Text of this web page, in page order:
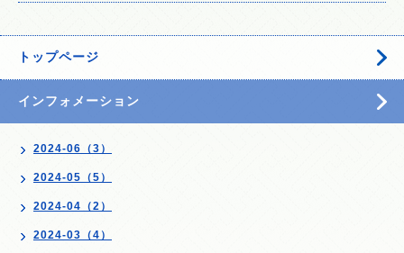
トップページ
インフォメーション
2024-06（3）
2024-05（5）
2024-04（2）
2024-03（4）